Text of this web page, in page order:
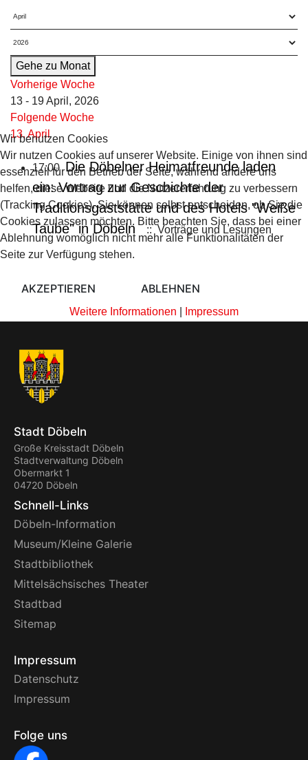
Gehe zu Monat
Vorherige Woche
13 - 19 April, 2026
Folgende Woche
13. April
17:00Die Döbelner Heimatfreunde laden
ein: Vortrag zur Geschichte der
Traditionsgaststätte und des Hotels "Weiße
Taube" in Döbeln
:: Vorträge und Lesungen
Stadt Döbeln
Große Kreisstadt Döbeln
Stadtverwaltung Döbeln
Obermarkt 1
04720 Döbeln
Schnell-Links
Döbeln-Information
Museum/Kleine Galerie
Stadtbibliothek
Mittelsächsisches Theater
Stadtbad
Sitemap
Impressum
Datenschutz
Impressum
Folge uns
Wir benutzen Cookies
Wir nutzen Cookies auf unserer Website. Einige von ihnen sind
essenziell für den Betrieb der Seite, während andere uns
helfen, diese Website und die Nutzererfahrung zu verbessern
(Tracking Cookies). Sie können selbst entscheiden, ob Sie die
Cookies zulassen möchten. Bitte beachten Sie, dass bei einer
Ablehnung womöglich nicht mehr alle Funktionalitäten der
Seite zur Verfügung stehen.
AKZEPTIEREN ABLEHNEN
Weitere Informationen Impressum